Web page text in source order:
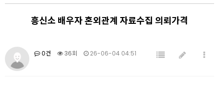
흥신소 배우자 혼외관계 자료수집 의뢰가격
0건 36회 26-06-04 04:51